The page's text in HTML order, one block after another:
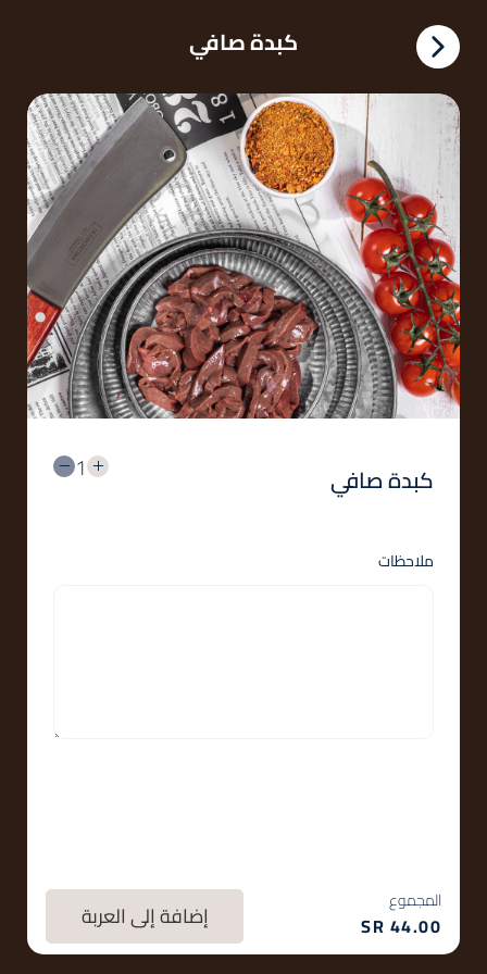
كبدة صافي
كبدة صافي 1
ملاحظات
المجموع
44.00 إضافة إلى العربة